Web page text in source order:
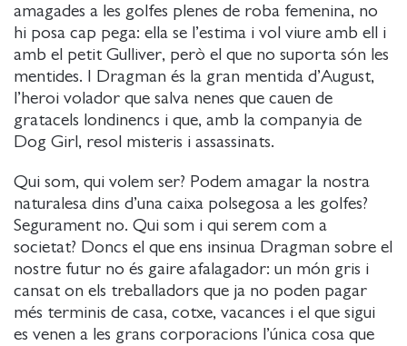
amagades a les golfes plenes de roba femenina, no
hi posa cap pega: ella se l’estima i vol viure amb ell i
amb el petit Gulliver, però el que no suporta són les
mentides. I Dragman és la gran mentida d’August,
l’heroi volador que salva nenes que cauen de
gratacels londinencs i que, amb la companyia de
Dog Girl, resol misteris i assassinats.
Qui som, qui volem ser? Podem amagar la nostra
naturalesa dins d’una caixa polsegosa a les golfes?
Segurament no. Qui som i qui serem com a
societat? Doncs el que ens insinua Dragman sobre el
nostre futur no és gaire afalagador: un món gris i
cansat on els treballadors que ja no poden pagar
més terminis de casa, cotxe, vacances i el que sigui
es venen a les grans corporacions l’única cosa que